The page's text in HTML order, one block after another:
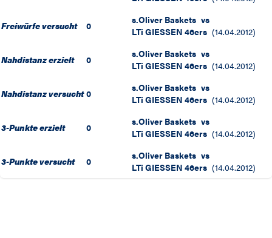
Freiwürfe versucht 0 s.Oliver Baskets vs
LTi GIESSEN 46ers (14.04.2012)
Nahdistanz erzielt 0 s.Oliver Baskets vs
LTi GIESSEN 46ers (14.04.2012)
Nahdistanz versucht 0 s.Oliver Baskets vs
LTi GIESSEN 46ers (14.04.2012)
3-Punkte erzielt 0 s.Oliver Baskets vs
LTi GIESSEN 46ers (14.04.2012)
3-Punkte versucht 0 s.Oliver Baskets vs
LTi GIESSEN 46ers (14.04.2012)